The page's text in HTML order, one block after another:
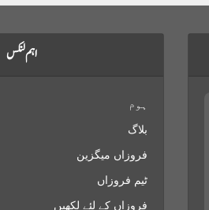
اہم لنکس
ہوم
بلاگ
فروزاں میگزین
ٹیم فروزاں
فروزاں کے لئے لکھیں